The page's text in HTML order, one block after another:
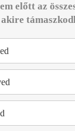
előtt az
akire